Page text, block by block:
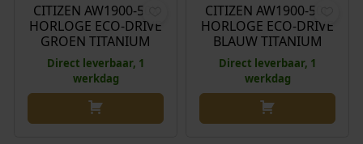
CITIZEN AW1900-50X
HORLOGE ECO-DRIVE
GROEN TITANIUM
Direct leverbaar, 1
werkdag
CITIZEN AW1900-50L
HORLOGE ECO-DRIVE
BLAUW TITANIUM
Direct leverbaar, 1
werkdag